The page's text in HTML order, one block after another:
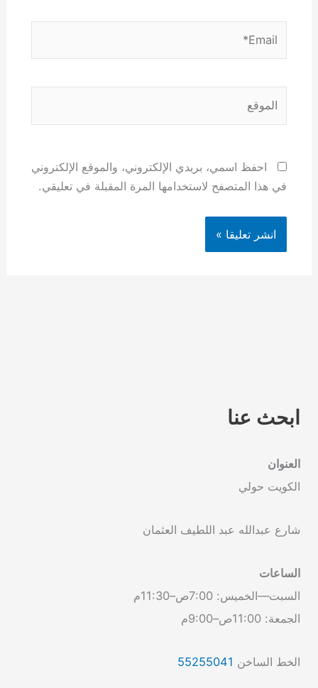
احفظ اسمي، بريدي الإلكتروني، والموقع الإلكتروني
في هذا المتصفح لاستخدامها المرة المقبلة في تعليقي.
ابحث عنا
العنوان
الكويت حولي
شارع عبدالله عبد اللطيف العثمان
الساعات
السبت—الخميس: 7:00ص–11:30م
الجمعة: 11:00ص–9:00م
الخط الساخن 55255041